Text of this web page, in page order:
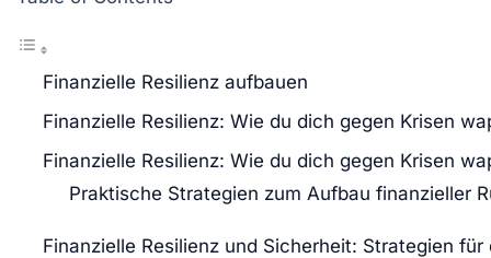
Finanzielle Resilienz aufbauen
Finanzielle Resilienz: Wie du dich gegen Krisen
Finanzielle Resilienz: Wie du dich gegen Krisen
Praktische Strategien zum Aufbau finanzieller
Finanzielle Resilienz und Sicherheit: Strategien für